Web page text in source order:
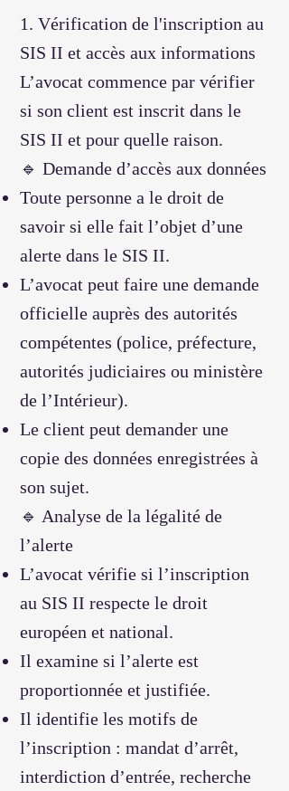
1. Vérification de l'inscription au
SIS II et accès aux informations
L’avocat commence par vérifier
si son client est inscrit dans le
SIS II et pour quelle raison.
🔹 Demande d’accès aux données
Toute personne a le droit de
savoir si elle fait l’objet d’une
alerte dans le SIS II.
L’avocat peut faire une demande
officielle auprès des autorités
compétentes (police, préfecture,
autorités judiciaires ou ministère
de l’Intérieur).
Le client peut demander une
copie des données enregistrées à
son sujet.
🔹 Analyse de la légalité de
l’alerte
L’avocat vérifie si l’inscription
au SIS II respecte le droit
européen et national.
Il examine si l’alerte est
proportionnée et justifiée.
Il identifie les motifs de
l’inscription : mandat d’arrêt,
interdiction d’entrée, recherche